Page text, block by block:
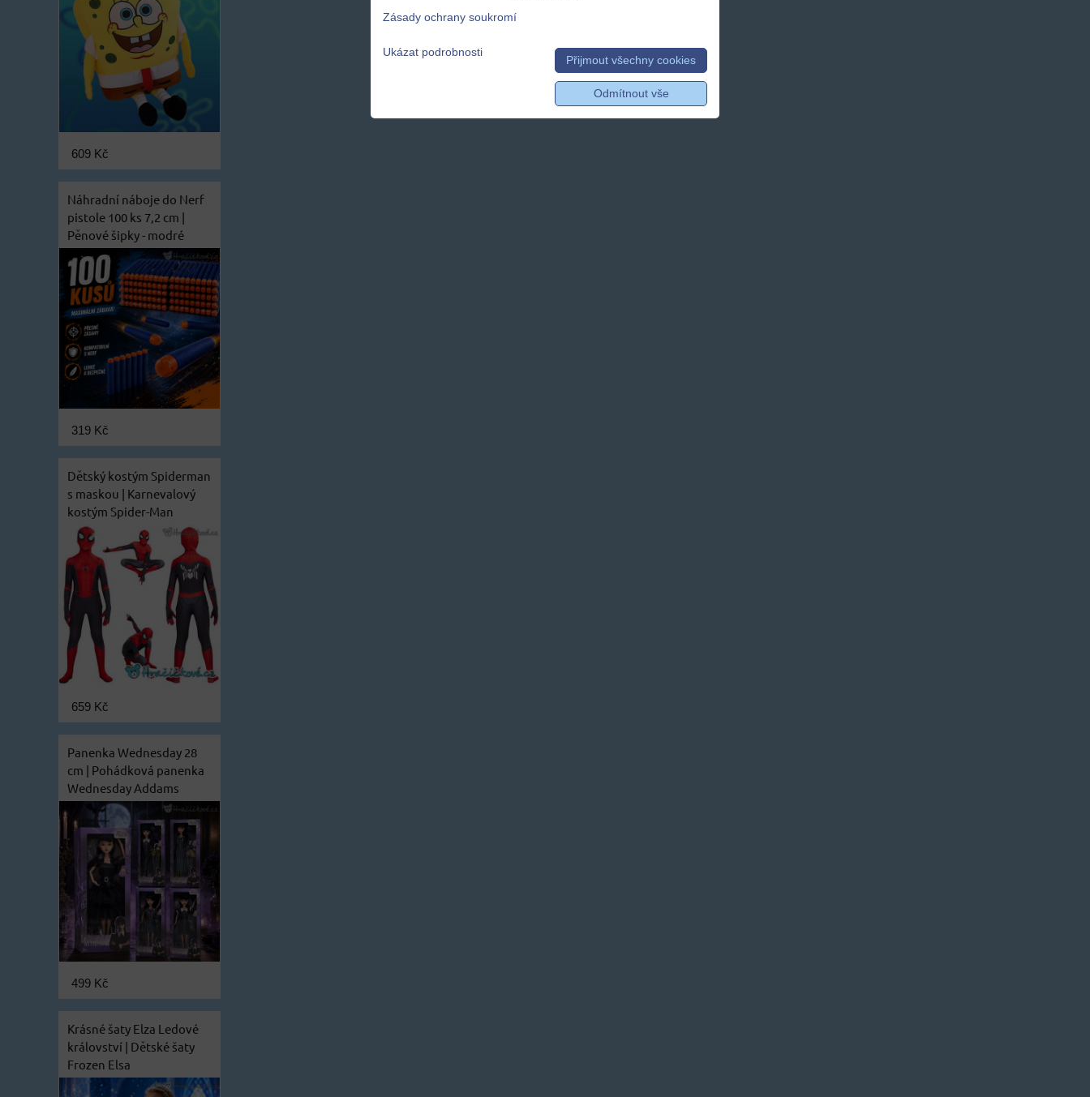
609 Kč
Náhradní náboje do Nerf
pistole 100 ks 7,2 cm |
Pěnové šipky - modré
319 Kč
Dětský kostým Spiderman
s maskou | Karnevalový
kostým Spider-Man
659 Kč
Panenka Wednesday 28
cm | Pohádková panenka
Wednesday Addams
499 Kč
Krásné šaty Elza Ledové
království | Dětské šaty
Frozen Elsa
Zásady ochrany soukromí
Ukázat podrobnosti
Přijmout všechny cookies
Odmítnout vše